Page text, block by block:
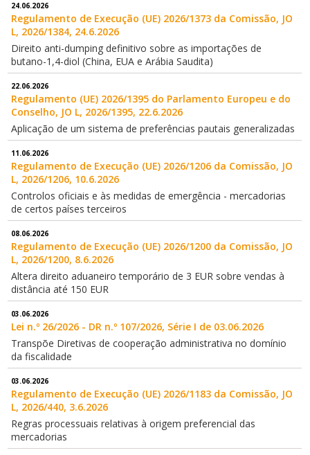
24.06.2026
Regulamento de Execução (UE) 2026/1373 da Comissão, JO
L, 2026/1384, 24.6.2026
Direito anti-dumping definitivo sobre as importações de
butano-1,4-diol (China, EUA e Arábia Saudita)
22.06.2026
Regulamento (UE) 2026/1395 do Parlamento Europeu e do
Conselho, JO L, 2026/1395, 22.6.2026
Aplicação de um sistema de preferências pautais generalizadas
11.06.2026
Regulamento de Execução (UE) 2026/1206 da Comissão, JO
L, 2026/1206, 10.6.2026
Controlos oficiais e às medidas de emergência - mercadorias
de certos países terceiros
08.06.2026
Regulamento de Execução (UE) 2026/1200 da Comissão, JO
L, 2026/1200, 8.6.2026
Altera direito aduaneiro temporário de 3 EUR sobre vendas à
distância até 150 EUR
03.06.2026
Lei n.º 26/2026 - DR n.º 107/2026, Série I de 03.06.2026
Transpõe Diretivas de cooperação administrativa no domínio
da fiscalidade
03.06.2026
Regulamento de Execução (UE) 2026/1183 da Comissão, JO
L, 2026/440, 3.6.2026
Regras processuais relativas à origem preferencial das
mercadorias